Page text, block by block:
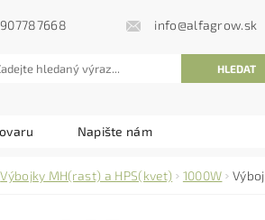
info@alfagrow.sk
Napište nám
Výbojky MH(rast) a HPS(kvet) 1000W